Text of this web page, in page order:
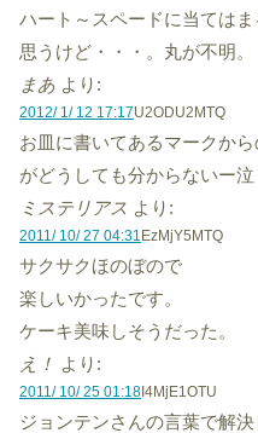
ハート～スペードに当ては
思うけど・・・。丸が不明。
まあ より:
2012/ 1/ 12 17:17U2ODU2MTQ
お皿に書いてあるマークか
がどうしても分からないー泣
ミステリアス より:
2011/ 10/ 27 04:31EzMjY5MTQ
サクサクほのぼので
楽しいかったです。
ケーキ美味しそうだった。
え！ より:
2011/ 10/ 25 01:18I4MjE1OTU
ジョンテンさんの言葉で解決